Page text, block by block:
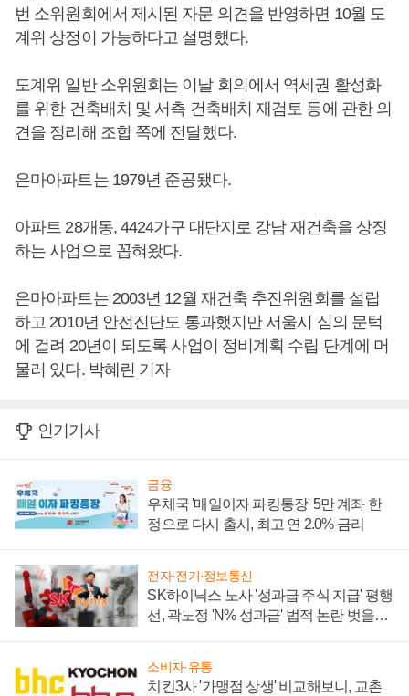
번 소위원회에서 제시된 자문 의견을 반영하면 10월 도
계위 상정이 가능하다고 설명했다.
도계위 일반 소위원회는 이날 회의에서 역세권 활성화
를 위한 건축배치 및 서측 건축배치 재검토 등에 관한 의
견을 정리해 조합 쪽에 전달했다.
은마아파트는 1979년 준공됐다.
아파트 28개동, 4424가구 대단지로 강남 재건축을 상징
하는 사업으로 꼽혀왔다.
은마아파트는 2003년 12월 재건축 추진위원회를 설립
하고 2010년 안전진단도 통과했지만 서울시 심의 문턱
에 걸려 20년이 되도록 사업이 정비계획 수립 단계에 머
물러 있다. 박혜린 기자
인기기사
금융
우체국 '매일이자 파킹통장' 5만 계좌 한
정으로 다시 출시, 최고 연 2.0% 금리
전자·전기·정보통신
SK하이닉스 노사 '성과급 주식 지급' 평행
선, 곽노정 'N% 성과급' 법적 논란 벗을지
소비자·유통
치킨3사 '가맹점 상생' 비교해보니, 교촌